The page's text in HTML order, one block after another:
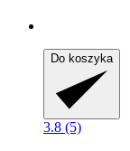
Do koszyka
3.8 (5)